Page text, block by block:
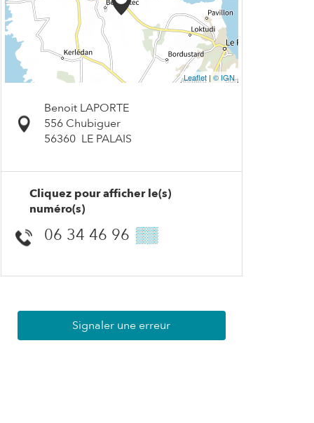
Leaflet |© IGN
Benoit LAPORTE
556 Chubiguer
56360 LE PALAIS
Cliquez pour afficher le(s)
numéro(s)
06 34 46 96 ▒▒
Signaler une erreur